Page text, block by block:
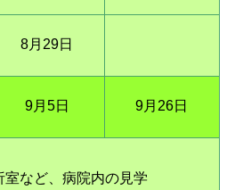
8月29日
9月5日 9月26日
室など、病院内の見学